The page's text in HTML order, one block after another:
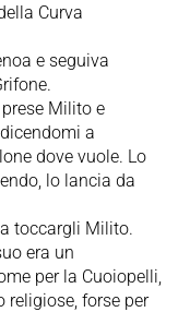
Curva
e seguiva
Milito e
a
dove vuole. Lo
lo lancia da
toccargli Milito.
era un
per la Cuoiopelli,
religiose, forse per